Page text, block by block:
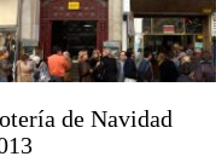
Promotor privado
gestionar tus
de Navidad